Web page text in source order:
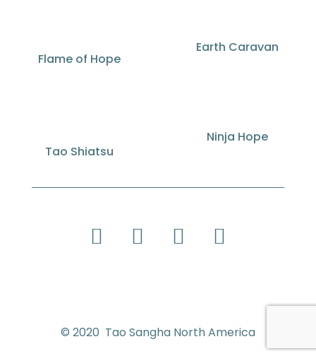
Flame of Hope
Earth Caravan
Tao Shiatsu
Ninja Hope
© 2020 Tao Sangha North America